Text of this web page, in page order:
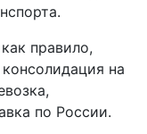
правило,
на
по России.